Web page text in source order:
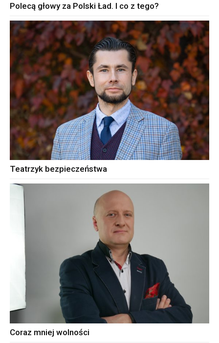
Polecą głowy za Polski Ład. I co z tego?
Teatrzyk bezpieczeństwa
Coraz mniej wolności